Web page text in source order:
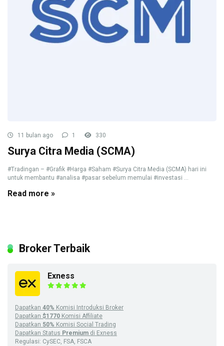
11 bulan ago 1 330
Surya Citra Media (SCMA)
#Tradingan – #Grafik #Harga #Saham #Surya Citra Media (SCMA) hari ini
untuk membantu #analisa #pasar sebelum memulai #investasi ...
Read more »
Broker Terbaik
Exness
Dapatkan 40% Komisi Introduksi Broker
Dapatkan $1770 Komisi Affiliate
Dapatkan 50% Komisi Social Trading
Dapatkan Status Premium di Exness
Regulasi: CySEC, FSA, FSCA